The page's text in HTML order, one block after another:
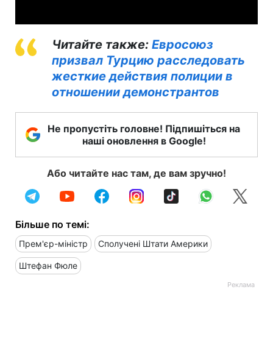
Читайте также: Евросоюз
призвал Турцию расследовать
жесткие действия полиции в
отношении демонстрантов
Не пропустіть головне! Підпишіться на
наші оновлення в Google!
Або читайте нас там, де вам зручно!
Більше по темі:
Прем'єр-міністр Сполучені Штати Америки
Штефан Фюле